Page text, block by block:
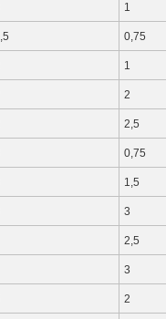
1
0,75
1
2
2,5
0,75
1,5
3
2,5
3
2